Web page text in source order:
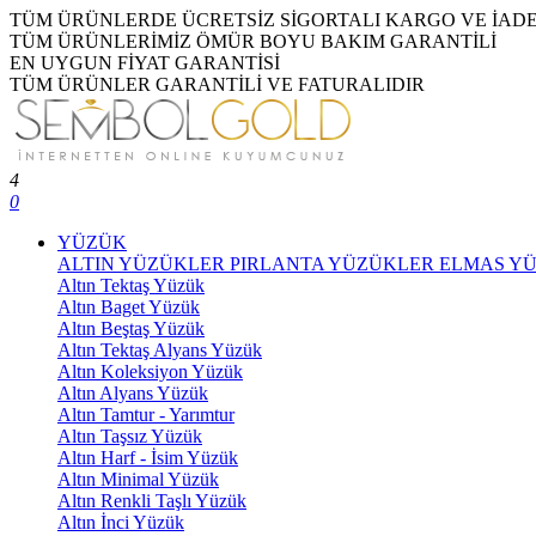
TÜM ÜRÜNLERDE ÜCRETSİZ SİGORTALI KARGO VE İADE
TÜM ÜRÜNLERİMİZ ÖMÜR BOYU BAKIM GARANTİLİ
EN UYGUN FİYAT GARANTİSİ
TÜM ÜRÜNLER GARANTİLİ VE FATURALIDIR
4
0
YÜZÜK
ALTIN YÜZÜKLER PIRLANTA YÜZÜKLER ELMAS
Altın Tektaş Yüzük
Altın Baget Yüzük
Altın Beştaş Yüzük
Altın Tektaş Alyans Yüzük
Altın Koleksiyon Yüzük
Altın Alyans Yüzük
Altın Tamtur - Yarımtur
Altın Taşsız Yüzük
Altın Harf - İsim Yüzük
Altın Minimal Yüzük
Altın Renkli Taşlı Yüzük
Altın İnci Yüzük